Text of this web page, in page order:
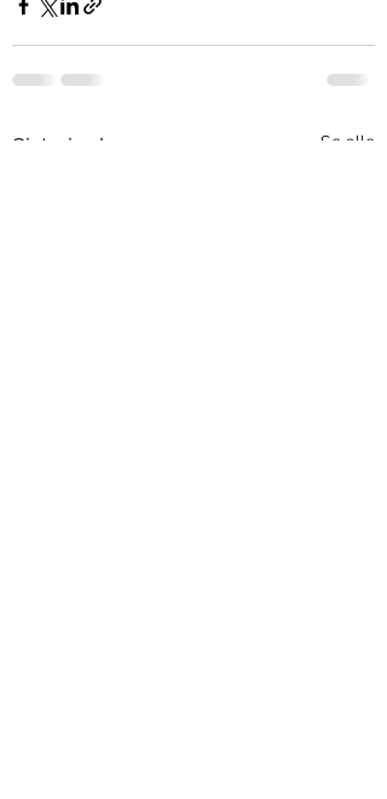
Siste innlegg Se alle